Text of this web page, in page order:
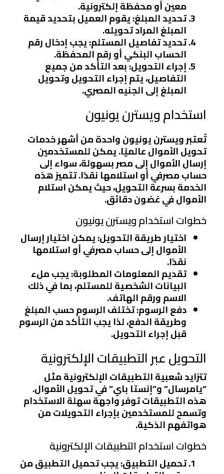
معين أو محفظة إلكترونية.
تحديد المبلغ: يقوم العميل بتحديد قيمة
المبلغ المراد تحويله.
تحديد تفاصيل المستلم: يجب إدخال رقم
الحساب البنكي أو رقم المحفظة.
إجراء التحويل: بعد التأكد من جميع
التفاصيل، يتم إجراء التحويل وتحويل
المبلغ إلى الجنيه المصري.
استخدام ويسترن يونيون
تُعتبر ويسترن يونيون واحدة من أشهر خدمات
تحويل الأموال عالميًا. يمكن للمستخدمين
إرسال الأموال إلى مصر بسهولة، سواء إلى
حساب مصرفي أو استلامها نقدًا. تتميز هذه
الخدمة بسرعة التحويل، حيث يمكن استلام
الأموال في غضون دقائق.
خطوات استخدام ويسترن يونيون
اختيار طريقة التحويل: يمكن اختيار إرسال
الأموال إلى حساب مصرفي أو استلامها
نقدًا.
تقديم المعلومات المطلوبة: يجب ملء
البيانات الشخصية للمستلم، بما في ذلك
الاسم ورقم الهاتف.
دفع الرسوم: تختلف الرسوم حسب المبلغ
وطريقة الدفع، لذا يجب التأكد من الرسوم
قبل إجراء التحويل.
التحويل عبر التطبيقات الإلكترونية
تتزايد شعبية التطبيقات الإلكترونية مثل
“يامرسال” و”إنستا باي” في تحويل الأموال.
هذه التطبيقات توفر واجهة سهلة الاستخدام
وتسمح للمستخدمين بإجراء التحويلات من
هواتفهم الذكية.
خطوات استخدام التطبيقات الإلكترونية
تحميل التطبيق: يجب تحميل التطبيق من